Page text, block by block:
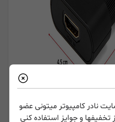
نادر کامپیوتر میتونی عضو
و جوایز استفاده کنی